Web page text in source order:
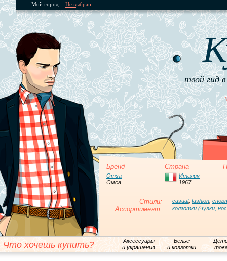
Мой город: Не выбран
твой гид
Бренд Страна
Omsa
Омса
Италия
1967
Стили: casual, fashion
Ассортимент: колготки (чулки,
Что хочешь купить?
Аксессуары
и украшения
Бельё
и колготки